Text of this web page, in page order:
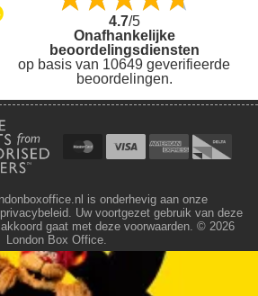
4.7/5
Onafhankelijke
beoordelingsdiensten
op basis van 10649 geverifieerde
beoordelingen.
is onderhevig aan onze
Uw voortgezet gebruik van deze
gaat met deze voorwaarden. © 2026
London Box Office.